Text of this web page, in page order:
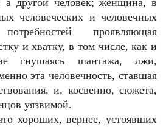
а другой человек; женщина, в
человеческих и человечных
проявляющая
и хватку, в том числе, как и
гнушаясь шантажа, лжи,
эта человечность, ставшая
и, косвенно, сюжета,
уязвимой.
хороших, вернее, устоявших